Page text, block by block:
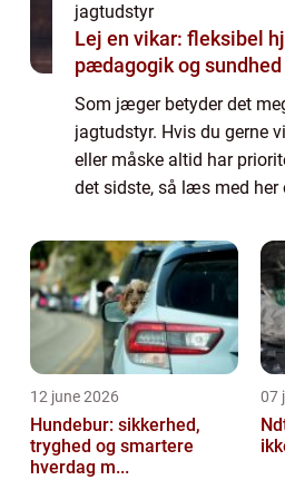
jagtudstyr
Lej en vikar: fleksibel
pædagogik og sundhed
Som jæger betyder det
jagtudstyr. Hvis du gerne
eller måske altid har
det sidste, så læs med her
det højeste, når du køb...
12 june 2026
Hundebur: sikkerhed,
tryghed og smartere
hverdag m...
07
Ndt en praktisk